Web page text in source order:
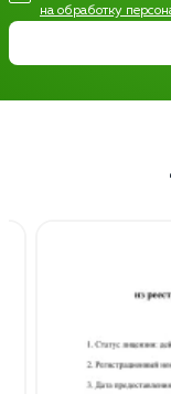
на обработку